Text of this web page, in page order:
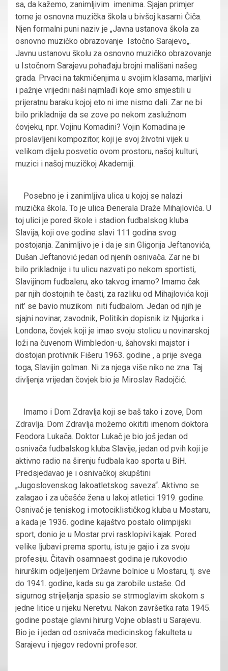
sa, da kažemo, zanimljivim imenima. Sjajan primjer
tome je osnovna muzička škola u bivšoj kasarni Čiča.
Njen formalni puni naziv je „Javna ustanova škola za
osnovno muzičko obrazovanje Istočno Sarajevo„.
Javnu ustanovu školu za osnovno muzičko obrazovanje
u Istočnom Sarajevu pohađaju brojni mališani našeg
grada. Prvaci na takmičenjima u svojim klasama, marljivi
i pažnje vrijedni naši najmlađi koje smo smjestili u
prijeratnu baraku kojoj eto ni ime nismo dali. Zar ne bi
bilo prikladnije da se zove po nekom zaslužnom
ćovjeku, npr. Vojinu Komadini? Vojin Komadina je
proslavljeni kompozitor, koji je svoj životni vijek u
velikom dijelu posvetio ovom prostoru, našoj kulturi,
muzici i našoj muzičkoj Akademiji.
Posebno je i zanimljiva ulica u kojoj se nalazi
muzička škola. To je ulica Đenerala Draže Mihajlovića. U
toj ulici je pored škole i stadion fudbalskog kluba
Slavija, koji ove godine slavi 111 godina svog
postojanja. Zanimljivo je i da je sin Gligorija Jeftanovića,
Dušan Jeftanović jedan od njenih osnivača. Zar ne bi
bilo prikladnije i tu ulicu nazvati po nekom sportisti,
Slavijinom fudbaleru, ako takvog imamo? Imamo čak
par njih dostojnih te časti, za razliku od Mihajlovića koji
nit’ se bavio muzikom niti fudbalom. Jedan od njih je
sjajni novinar, zavodnik, Politikin dopisnik iz Njujorka i
Londona, čovjek koji je imao svoju stolicu u novinarskoj
loži na čuvenom Wimbledon-u, šahovski majstor i
dostojan protivnik Fišeru 1963. godine , a prije svega
toga, Slavijin golman. Ni za njega više niko ne zna. Taj
divljenja vrijedan čovjek bio je Miroslav Radojčić.
Imamo i Dom Zdravlja koji se baš tako i zove, Dom
Zdravlja. Dom Zdravlja možemo okititi imenom doktora
Feodora Lukača. Doktor Lukač je bio još jedan od
osnivača fudbalskog kluba Slavije, jedan od pvih koji je
aktivno radio na širenju fudbala kao sporta u BiH.
Predsjedavao je i osnivačkoj skupštini
„Jugoslovenskog lakoatletskog saveza“. Aktivno se
zalagao i za učešće žena u lakoj atletici 1919. godine.
Osnivač je teniskog i motociklističkog kluba u Mostaru,
a kada je 1936. godine kajaštvo postalo olimpijski
sport, donio je u Mostar prvi rasklopivi kajak. Pored
velike ljubavi prema sportu, istu je gajio i za svoju
profesiju. Čitavih osamnaest godina je rukovodio
hirurškim odjeljenjem Državne bolnice u Mostaru, tj. sve
do 1941. godine, kada su ga zarobile ustaše. Od
sigurnog strijeljanja spasio se strmoglavim skokom s
jedne litice u rijeku Neretvu. Nakon završetka rata 1945.
godine postaje glavni hirurg Vojne oblasti u Sarajevu.
Bio je i jedan od osnivača medicinskog fakulteta u
Sarajevu i njegov redovni profesor.